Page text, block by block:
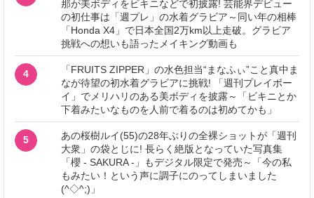
那が美ボディをビキニなどで初披露! 芸能界デビュー
の初仕事は「週プレ」の水着グラビア～同い年の相棒
「Honda X4」で日本全国2万km以上走破。グラビア
挑戦への想いも語ったメイキング動画も
4
「FRUITS ZIPPER」の水色担当“まなふぃ”こと真中ま
なが待望の初水着グラビアに挑戦! 「週刊プレイボー
イ」でメリハリのある美ボディを披露～「ビキニとか
下着みたいなものを人前で着るのは初めてかも」
5
あの桜樹ルイ(55)の28年ぶりの全裸ショットが「週刊
大衆」の袋とじに! 長らく絶版となっていた写真集
「櫻 - SAKURA -」もデジタル限定で発売～「今の私
もみたい！という声に調子にのってしまいました
(^◇^;)」